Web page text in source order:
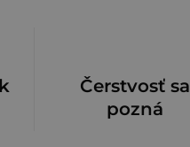
Čerstvosť sa
pozná